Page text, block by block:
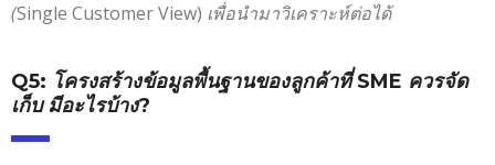
(Single Customer View) เพื่อนำมาวิเคราะห์ต่อได้
Q5: โครงสร้างข้อมูลพื้นฐานของลูกค้าที่SME ควรจัด
เก็บ มีอะไรบ้าง?